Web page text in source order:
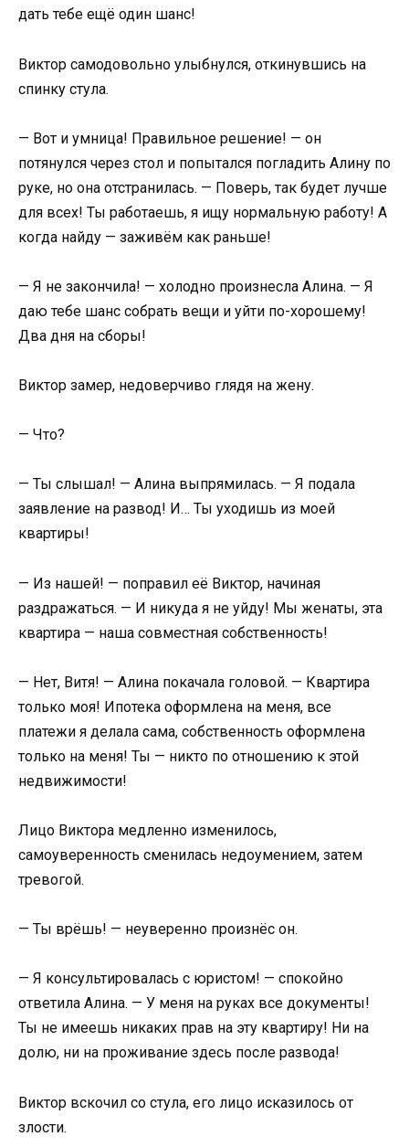
дать тебе ещё один шанс!
Виктор самодовольно улыбнулся, откинувшись на
спинку стула.
— Вот и умница! Правильное решение! — он
потянулся через стол и попытался погладить Алину по
руке, но она отстранилась. — Поверь, так будет лучше
для всех! Ты работаешь, я ищу нормальную работу! А
когда найду — заживём как раньше!
— Я не закончила! — холодно произнесла Алина. — Я
даю тебе шанс собрать вещи и уйти по-хорошему!
Два дня на сборы!
Виктор замер, недоверчиво глядя на жену.
— Что?
— Ты слышал! — Алина выпрямилась. — Я подала
заявление на развод! И… Ты уходишь из моей
квартиры!
— Из нашей! — поправил её Виктор, начиная
раздражаться. — И никуда я не уйду! Мы женаты, эта
квартира — наша совместная собственность!
— Нет, Витя! — Алина покачала головой. — Квартира
только моя! Ипотека оформлена на меня, все
платежи я делала сама, собственность оформлена
только на меня! Ты — никто по отношению к этой
недвижимости!
Лицо Виктора медленно изменилось,
самоуверенность сменилась недоумением, затем
тревогой.
— Ты врёшь! — неуверенно произнёс он.
— Я консультировалась с юристом! — спокойно
ответила Алина. — У меня на руках все документы!
Ты не имеешь никаких прав на эту квартиру! Ни на
долю, ни на проживание здесь после развода!
Виктор вскочил со стула, его лицо исказилось от
злости.